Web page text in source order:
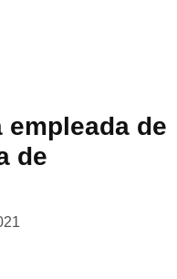
empleada de
de